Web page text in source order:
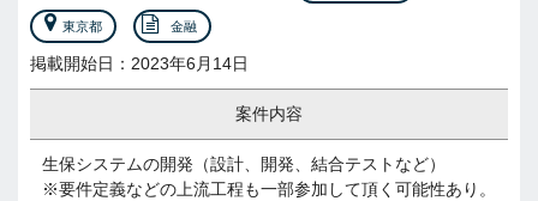
東京都 金融
掲載開始日：2023年6月14日
案件内容
生保システムの開発（設計、開発、結合テストなど）
※要件定義などの上流工程も一部参加して頂く可能性あり。